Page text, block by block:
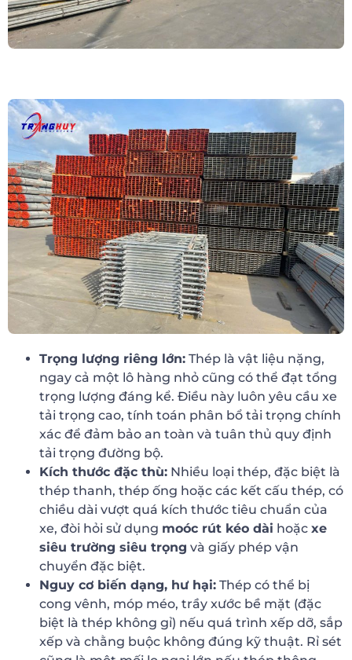
Trọng lượng riêng lớn: Thép là vật liệu nặng,
ngay cả một lô hàng nhỏ cũng có thể đạt tổng
trọng lượng đáng kể. Điều này luôn yêu cầu xe
tải trọng cao, tính toán phân bổ tải trọng chính
xác để đảm bảo an toàn và tuân thủ quy định
tải trọng đường bộ.
Kích thước đặc thù: Nhiều loại thép, đặc biệt là
thép thanh, thép ống hoặc các kết cấu thép, có
chiều dài vượt quá kích thước tiêu chuẩn của
xe, đòi hỏi sử dụng moóc rút kéo dài hoặc xe
siêu trường siêu trọng và giấy phép vận
chuyển đặc biệt.
Nguy cơ biến dạng, hư hại: Thép có thể bị
cong vênh, móp méo, trầy xước bề mặt (đặc
biệt là thép không gỉ) nếu quá trình xếp dỡ, sắp
xếp và chằng buộc không đúng kỹ thuật. Rỉ sét